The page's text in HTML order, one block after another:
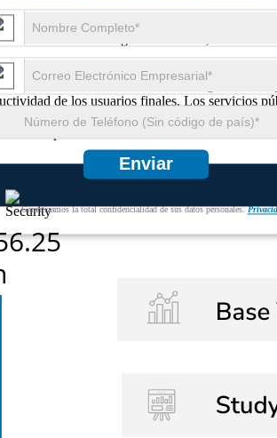
Enviar
Garantizamos la total confidencialidad de sus datos personales.
aumento del 36 % en aplicaciones de
de inteligencia artificial, 40% de
automatización, calibración digital de
de los usuarios finales. Los servicios
nube. Los estrictos requisitos de
predictivo utilizando datos de